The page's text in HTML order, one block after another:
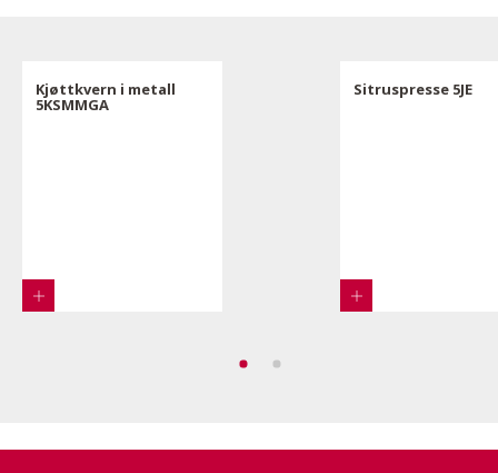
Kjøttkvern i metall
5KSMMGA
Sitruspresse 5JE